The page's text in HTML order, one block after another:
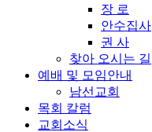
장 로
안수집사
권 사
찾아 오시는 길
예배 및 모임안내
남선교회
목회 칼럼
교회소식